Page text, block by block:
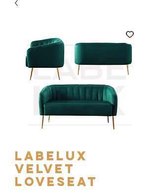
Labelux
Velvet
Loveseat